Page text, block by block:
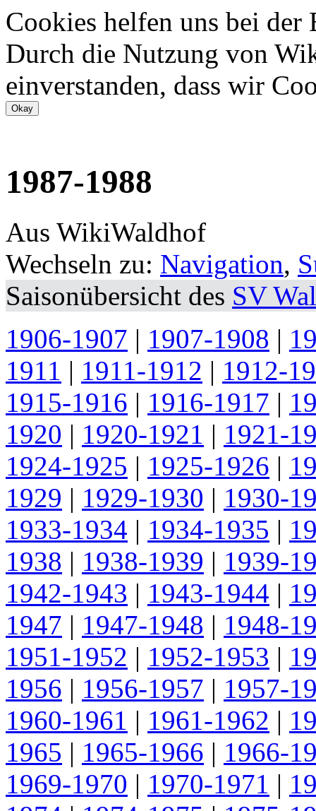
Cookies helfen uns bei
Durch die Nutzung von
einverstanden, dass wir
1987-1988
Aus WikiWaldhof
Wechseln zu: Navigation,
Saisonübersicht des SV
1906-1907 | 1907-1908 |
1911 | 1911-1912 | 1912-
1915-1916 | 1916-1917 |
1920 | 1920-1921 | 1921-
1924-1925 | 1925-1926 |
1929 | 1929-1930 | 1930-
1933-1934 | 1934-1935 |
1938 | 1938-1939 | 1939-
1942-1943 | 1943-1944 |
1947 | 1947-1948 | 1948-
1951-1952 | 1952-1953 |
1956 | 1956-1957 | 1957-
1960-1961 | 1961-1962 |
1965 | 1965-1966 | 1966-
1969-1970 | 1970-1971 |